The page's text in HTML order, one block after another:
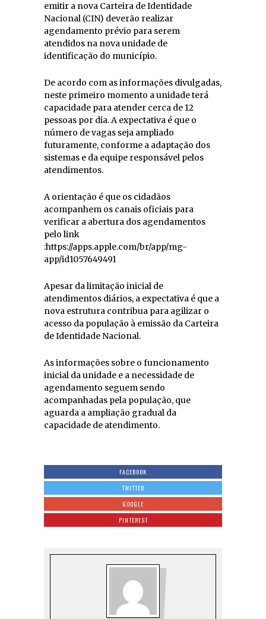
emitir a nova Carteira de Identidade
Nacional (CIN) deverão realizar
agendamento prévio para serem
atendidos na nova unidade de
identificação do município.
De acordo com as informações divulgadas,
neste primeiro momento a unidade terá
capacidade para atender cerca de 12
pessoas por dia. A expectativa é que o
número de vagas seja ampliado
futuramente, conforme a adaptação dos
sistemas e da equipe responsável pelos
atendimentos.
A orientação é que os cidadãos
acompanhem os canais oficiais para
verificar a abertura dos agendamentos
pelo link
:https://apps.apple.com/br/app/mg-
app/id1057649491
Apesar da limitação inicial de
atendimentos diários, a expectativa é que a
nova estrutura contribua para agilizar o
acesso da população à emissão da Carteira
de Identidade Nacional.
As informações sobre o funcionamento
inicial da unidade e a necessidade de
agendamento seguem sendo
acompanhadas pela população, que
aguarda a ampliação gradual da
capacidade de atendimento.
FACEBOOK
TWITTER
GOOGLE
PINTEREST